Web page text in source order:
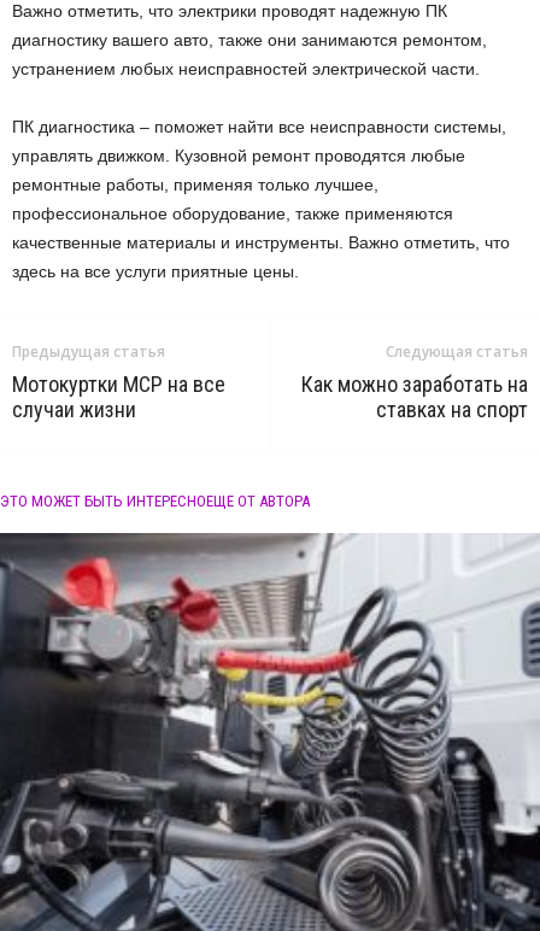
Важно отметить, что электрики проводят надежную ПК
диагностику вашего авто, также они занимаются ремонтом,
устранением любых неисправностей электрической части.
ПК диагностика – поможет найти все неисправности системы,
управлять движком. Кузовной ремонт проводятся любые
ремонтные работы, применяя только лучшее,
профессиональное оборудование, также применяются
качественные материалы и инструменты. Важно отметить, что
здесь на все услуги приятные цены.
Предыдущая статья
Мотокуртки MCP на все
случаи жизни
Следующая статья
Как можно заработать на
ставках на спорт
ЭТО МОЖЕТ БЫТЬ ИНТЕРЕСНОЕЩЕ ОТ АВТОРА